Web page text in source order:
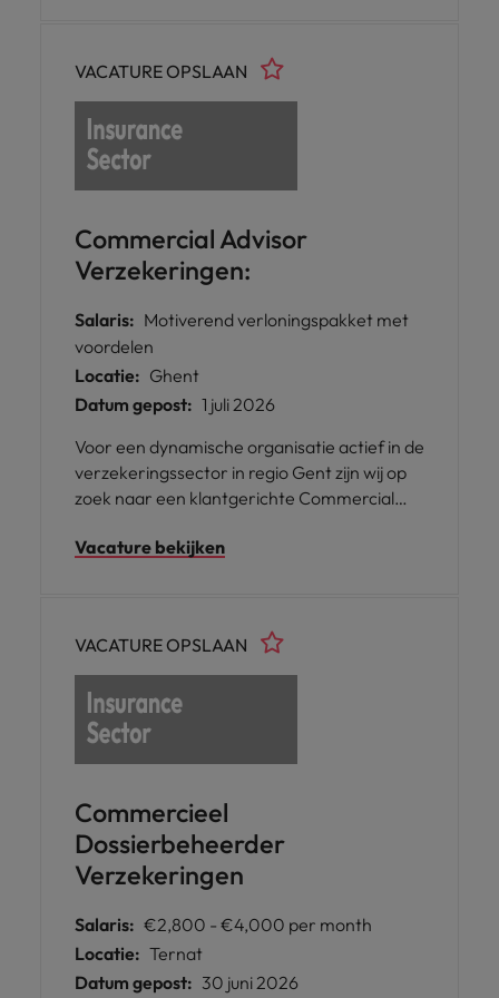
Commercial Advisor
Verzekeringen:
VACATURE OPSLAAN
Salaris: Motiverend verloningspakket met
voordelen
Locatie: Ghent
Datum gepost: 1 juli 2026
Voor een dynamische organisatie actief in de
verzekeringssector in regio Gent zijn wij op
zoek naar een klantgerichte Commercial
functie ben je het directe aanspreekpunt
Vacature bekijken
Commercieel
Dossierbeheerder
Verzekeringen
VACATURE OPSLAAN
Salaris: €2,800 - €4,000 per month
Locatie: Ternat
Datum gepost: 30 juni 2026